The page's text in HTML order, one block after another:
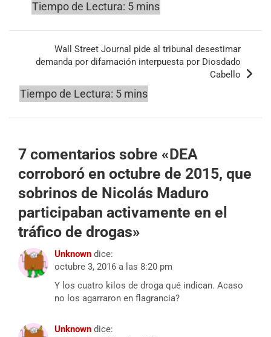
Wall Street Journal pide al tribunal desestimar
demanda por difamación interpuesta por Diosdado
Cabello
7 comentarios sobre «DEA
corroboró en octubre de 2015, que
sobrinos de Nicolás Maduro
participaban activamente en el
tráfico de drogas»
Unknown dice:
octubre 3, 2016 a las 8:20 pm
Y los cuatro kilos de droga qué indican. Acaso
no los agarraron en flagrancia?
Unknown dice: